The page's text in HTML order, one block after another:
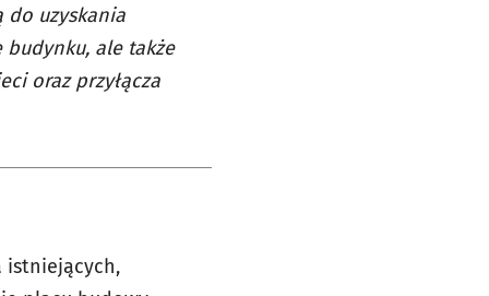
do uzyskania
ale także
oraz przyłącza
istniejących,